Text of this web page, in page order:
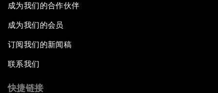
成为我们的合作伙伴
成为我们的会员
订阅我们的新闻稿
联系我们
快捷链接